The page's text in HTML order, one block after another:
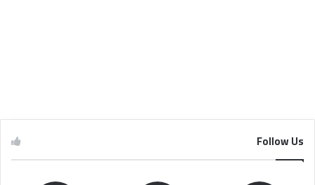
Follow Us